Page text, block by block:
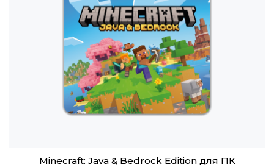
Minecraft: Java & Bedrock Edition для ПК